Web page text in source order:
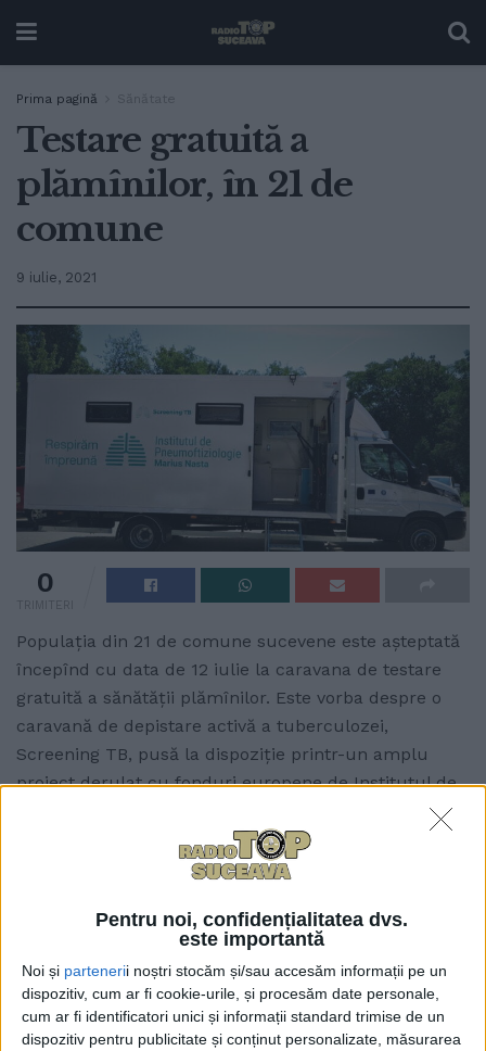
Pentru noi, confidențialitatea dvs.
este importantă
Noi și partenerii noștri stocăm și/sau accesăm informații pe un
dispozitiv, cum ar fi cookie-urile, și procesăm date personale,
cum ar fi identificatori unici și informații standard trimise de un
dispozitiv pentru publicitate și conținut personalizate, măsurarea
Prima pagină Sănătate
Testare gratuită a
plămînilor, în 21 de
comune
9 iulie, 2021
0
TRIMITERI
Populația din 21 de comune sucevene este așteptată
începînd cu data de 12 iulie la caravana de testare
gratuită a sănătății plămînilor. Este vorba despre o
caravană de depistare activă a tuberculozei,
Screening TB, pusă la dispoziție printr-un amplu
proiect derulat cu fonduri europene de Institutul de
Direcția de Sănătate Publică a transmis că sînt vizate
comunele Ostra, Stulpicani, Vatra Moldoviței,
Baia, Fîntînele, Verești, Bosanci, Dumbrăveni, Pătrăuți,
Mitocu Dragomirnei, Zvoriștea, Zamostea, Șerbăuți,
Arbore, Volovăț, Straja și Putna. DSP a precizat că
acestea sînt comunități rurale unde în ultimii ani au
fost înregistrate cele mai multe cazuri de